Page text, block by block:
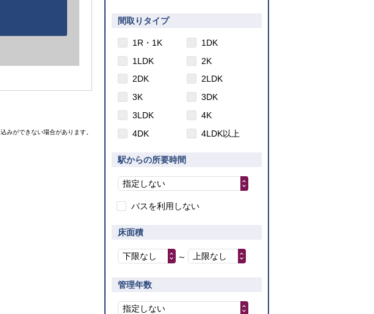
みができない場合があります。
間取りタイプ
1R・1K
1DK
1LDK
2K
2DK
2LDK
3K
3DK
3LDK
4K
4DK
4LDK以上
駅からの所要時間
指定しない
バスを利用しない
床面積
下限なし ～ 上限なし
管理年数
指定しない